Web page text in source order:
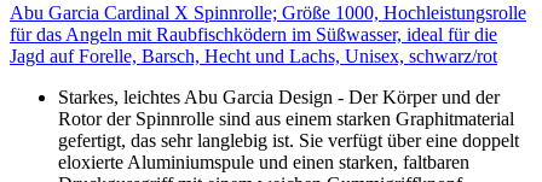
Abu Garcia Cardinal X Spinnrolle; Größe 1000, Hochleistungsrolle
für das Angeln mit Raubfischködern im Süßwasser, ideal für die
Jagd auf Forelle, Barsch, Hecht und Lachs, Unisex, schwarz/rot
Starkes, leichtes Abu Garcia Design - Der Körper und der
Rotor der Spinnrolle sind aus einem starken Graphitmaterial
gefertigt, das sehr langlebig ist. Sie verfügt über eine doppelt
eloxierte Aluminiumspule und einen starken, faltbaren